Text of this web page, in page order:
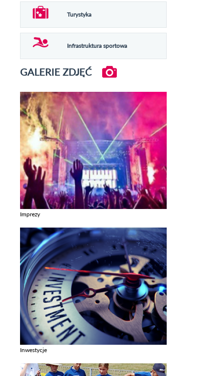
Turystyka
Infrastruktura sportowa
GALERIE ZDJĘĆ
Imprezy
Inwestycje